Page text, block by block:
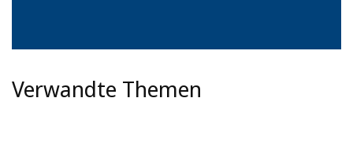
Verwandte Themen